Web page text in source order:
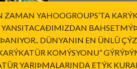
ZAMAN YAHOOGROUPS’TA
DÜNYANIN EN ÜNLÜ
KOMÝSYONU”
YARIÞMALARINDA ETÝK